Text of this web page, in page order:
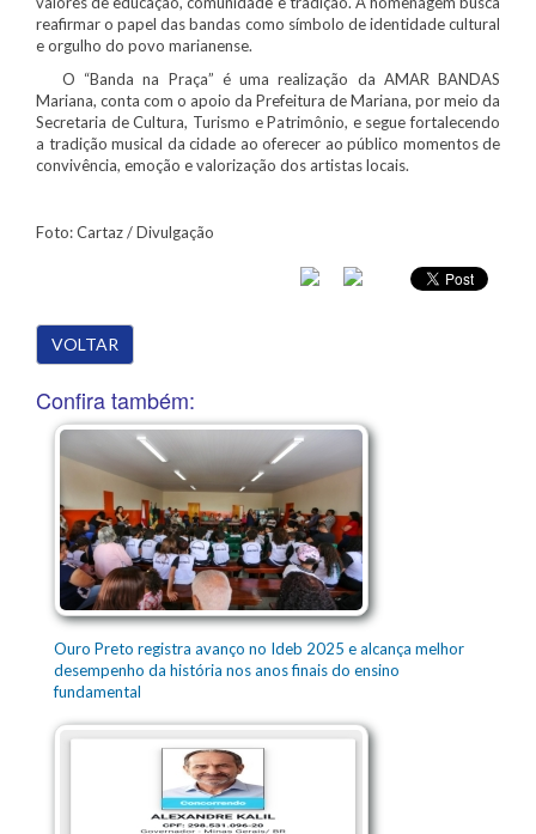
reafirmar o papel das bandas como símbolo de identidade cultural
e orgulho do povo marianense.
O “Banda na Praça” é uma realização da AMAR BANDAS
Mariana, conta com o apoio da Prefeitura de Mariana, por meio da
Secretaria de Cultura, Turismo e Patrimônio, e segue fortalecendo
a tradição musical da cidade ao oferecer ao público momentos de
convivência, emoção e valorização dos artistas locais.
Foto: Cartaz / Divulgação
VOLTAR
Confira também:
Ouro Preto registra avanço no Ideb 2025 e alcança melhor
desempenho da história nos anos finais do ensino
fundamental